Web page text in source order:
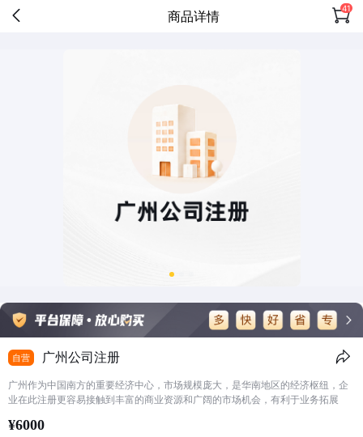
商品详情 41
自营 广州公司注册
广州作为中国南方的重要经济中心，市场规模庞大，是华南地区的经济枢纽，企
业在此注册更容易接触到丰富的商业资源和广阔的市场机会，有利于业务拓展
¥6000